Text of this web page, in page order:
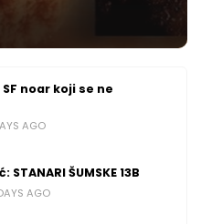
noar koji se ne
AGO
ŠUMSKE 13B
AGO